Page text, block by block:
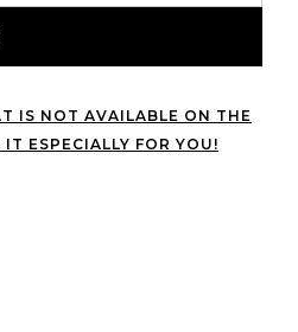
IS NOT AVAILABLE ON THE
ESPECIALLY FOR YOU!